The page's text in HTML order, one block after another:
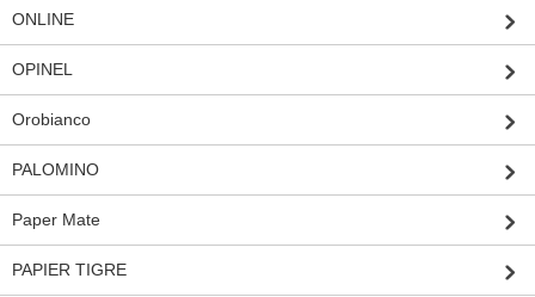
ONLINE
OPINEL
Orobianco
PALOMINO
Paper Mate
PAPIER TIGRE